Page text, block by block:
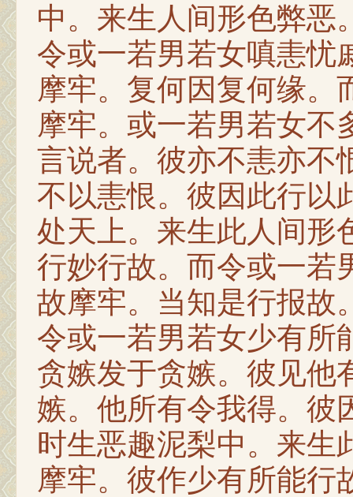
中。来生人间形色弊恶
令或一若男若女嗔恚忧
摩牢。复何因复何缘。
摩牢。或一若男若女不
言说者。彼亦不恚亦不
不以恚恨。彼因此行以
处天上。来生此人间形
行妙行故。而令或一若
故摩牢。当知是行报故
令或一若男若女少有所
贪嫉发于贪嫉。彼见他
嫉。他所有令我得。彼
时生恶趣泥梨中。来生
摩牢。彼作少有所能行